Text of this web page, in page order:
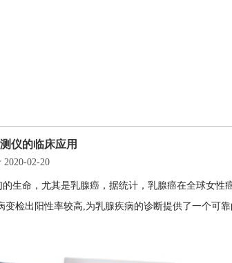
仪的临床应用
2020-02-20
命，尤其是乳腺癌，据统计，乳腺癌在全球女性
检出阳性率较高,为乳腺疾病的诊断提供了一个可